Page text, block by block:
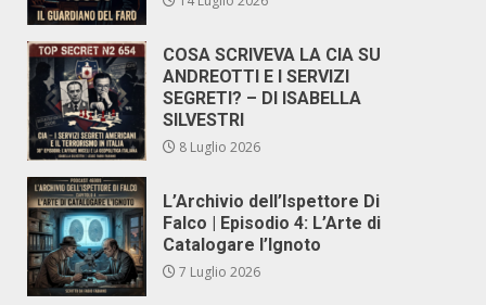
COSA SCRIVEVA LA CIA SU
ANDREOTTI E I SERVIZI
SEGRETI? – DI ISABELLA
SILVESTRI
8 Luglio 2026
L’Archivio dell’Ispettore Di
Falco | Episodio 4: L’Arte di
Catalogare l’Ignoto
7 Luglio 2026